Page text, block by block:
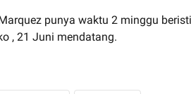
punya waktu 2 minggu
, 21 Juni mendatang.